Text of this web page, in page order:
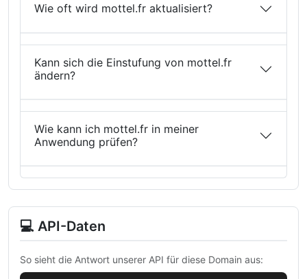
Wie oft wird mottel.fr aktualisiert?
Kann sich die Einstufung von mottel.fr
ändern?
Wie kann ich mottel.fr in meiner
Anwendung prüfen?
💻 API-Daten
So sieht die Antwort unserer API für diese Domain aus: